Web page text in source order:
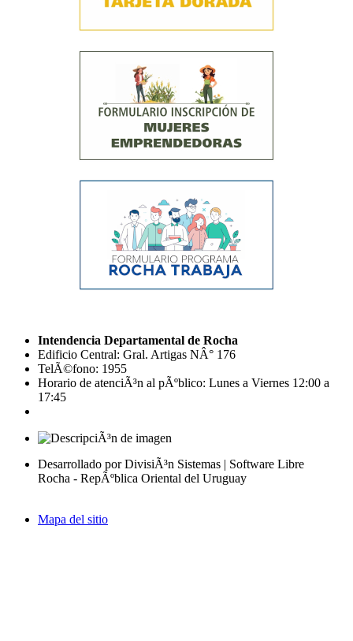
Intendencia Departamental de Rocha
Edificio Central: Gral. Artigas NÂ° 176
TelÃ©fono: 1955
Horario de atenciÃ³n al pÃºblico: Lunes a Viernes 12:00 a
17:45
Desarrollado por DivisiÃ³n Sistemas | Software Libre
Rocha - RepÃºblica Oriental del Uruguay
Mapa del sitio